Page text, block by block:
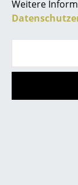
Weitere
... alle
Accessoires